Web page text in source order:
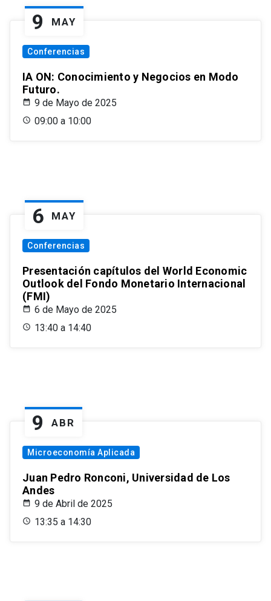
9 MAY
Conferencias
IA ON: Conocimiento y Negocios en Modo
Futuro.
9 de Mayo de 2025
09:00 a 10:00
6 MAY
Conferencias
Presentación capítulos del World Economic
Outlook del Fondo Monetario Internacional
(FMI)
6 de Mayo de 2025
13:40 a 14:40
9 ABR
Microeconomía Aplicada
Juan Pedro Ronconi, Universidad de Los
Andes
9 de Abril de 2025
13:35 a 14:30